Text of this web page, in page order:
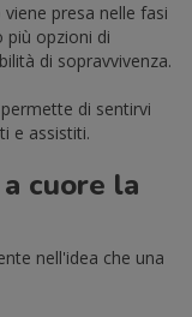
presa nelle fasi
più opzioni di
di sopravvivenza.
di sentirvi
e assistiti.
cuore la
nell'idea che una